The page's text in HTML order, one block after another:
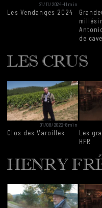
21/11/2024-11min
Les Vendanges 2024
de cave
LES CRUS
01/08/2022-8min
Clos des Varoilles
Les
HFR
HENRY